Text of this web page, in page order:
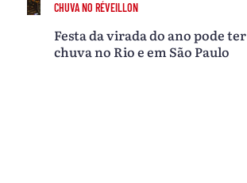
CHUVA NO RÉVEILLON
Festa da virada do ano pode ter
chuva no Rio e em São Paulo